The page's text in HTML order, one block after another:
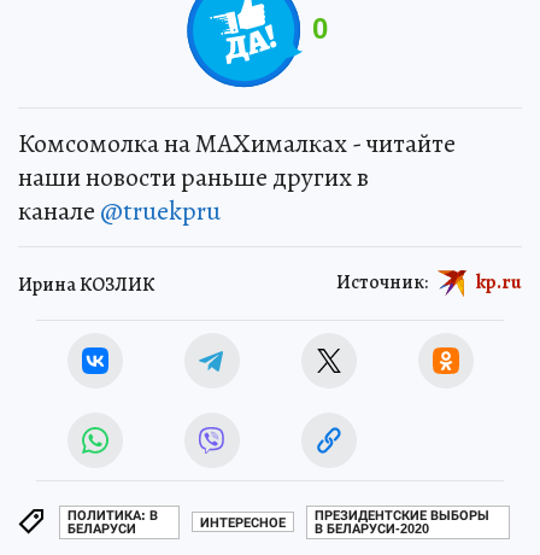
0
Комсомолка на MAXималках - читайте
наши новости раньше других в
канале @truekpru
Ирина КОЗЛИК Источник: kp.ru
ПОЛИТИКА: В
БЕЛАРУСИ
ИНТЕРЕСНОЕ
ПРЕЗИДЕНТСКИЕ ВЫБОРЫ
В БЕЛАРУСИ-2020